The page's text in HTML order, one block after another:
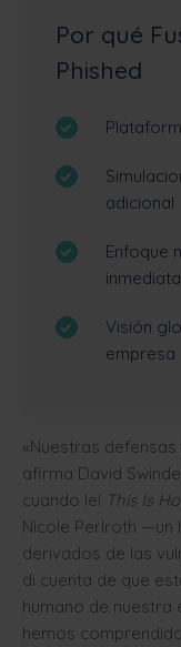
Por qué
Phished
adicional
Enfoque
Visión
empresa
«Nuestras
afirma David
cuando leí This Is
Nicole Perlroth
derivados de las
di cuenta de que
humano de nuestra
hemos